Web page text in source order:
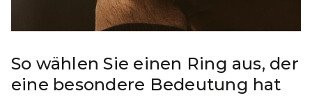
So wählen Sie einen Ring aus, der
eine besondere Bedeutung hat